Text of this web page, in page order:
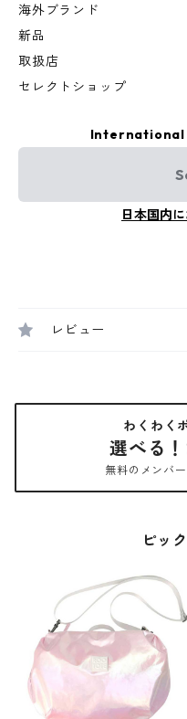
海外ブランド
新品
取扱店
セレクトショップ
International
日本国内
レビュー
わくわく
選べる
無料のメンバ
ピッ